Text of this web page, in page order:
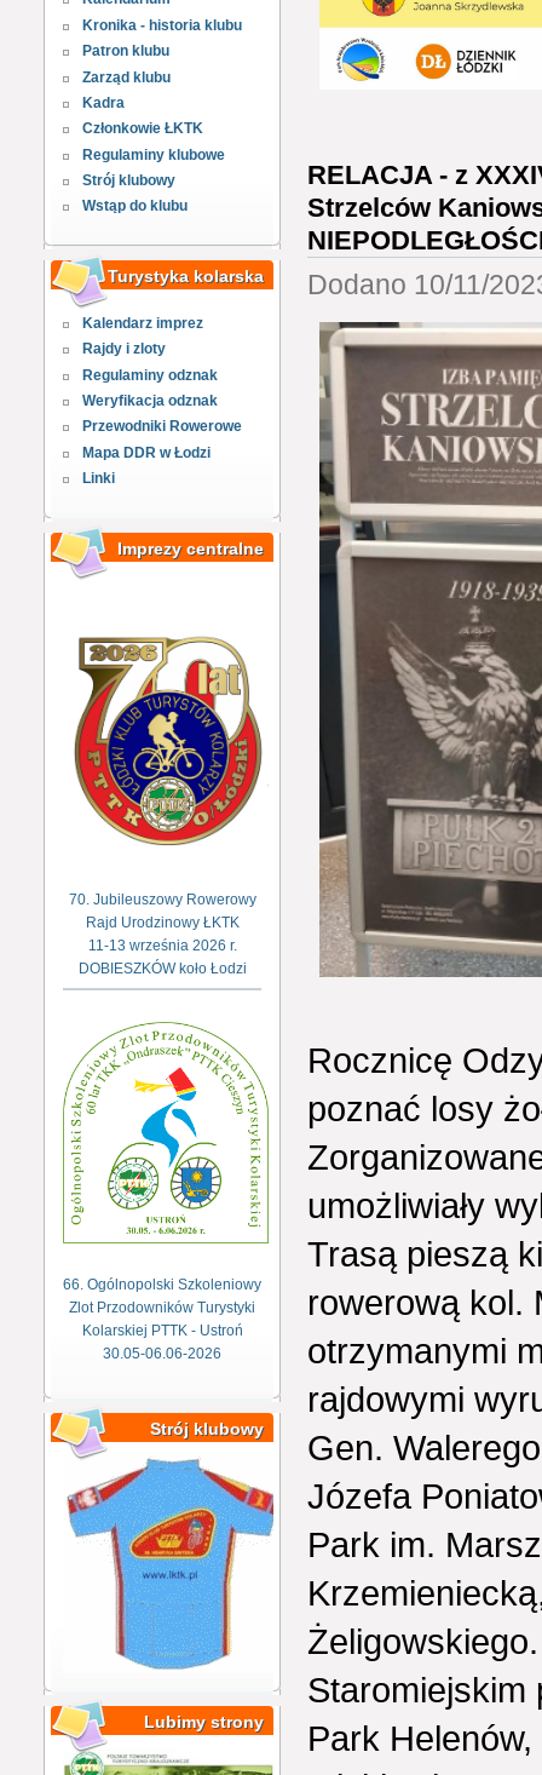
Kronika - historia klubu
Patron klubu
Zarząd klubu
Kadra
Członkowie ŁKTK
Regulaminy klubowe
Strój klubowy
Wstąp do klubu
Turystyka kolarska
Kalendarz imprez
Rajdy i zloty
Regulaminy odznak
Weryfikacja odznak
Przewodniki Rowerowe
Mapa DDR w Łodzi
Linki
Imprezy centralne
70. Jubileuszowy Rowerowy
Rajd Urodzinowy ŁKTK
11-13 września 2026 r.
DOBIESZKÓW koło Łodzi
66. Ogólnopolski Szkoleniowy
Zlot Przodowników Turystyki
Kolarskiej PTTK - Ustroń
30.05-06.06-2026
Strój klubowy
Lubimy strony
RELACJA - z
Strzelców
Dodano 10/11/
Rocznicę
poznać losy
umożliwiały
Trasą pieszą
rowerową kol.
otrzymanymi
rajdowymi
Gen.
Józefa
Park im.
Staromiejskim
Park